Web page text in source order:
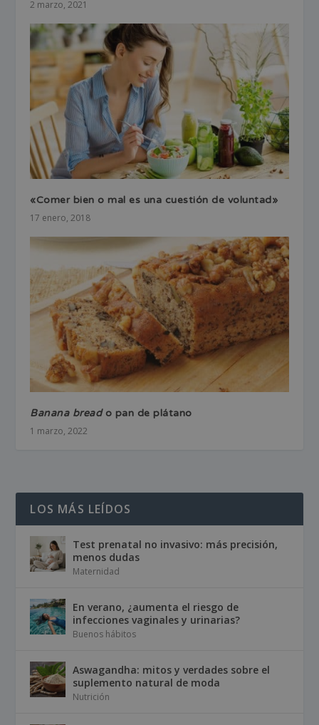
2 marzo, 2021
«Comer bien o mal es una cuestión de voluntad»
17 enero, 2018
Banana breado pan de plátano
1 marzo, 2022
LOS MÁS LEÍDOS
Test prenatal no invasivo: más precisión,
menos dudas
Maternidad
En verano, ¿aumenta el riesgo de
infecciones vaginales y urinarias?
Buenos hábitos
Aswagandha: mitos y verdades sobre el
suplemento natural de moda
Nutrición